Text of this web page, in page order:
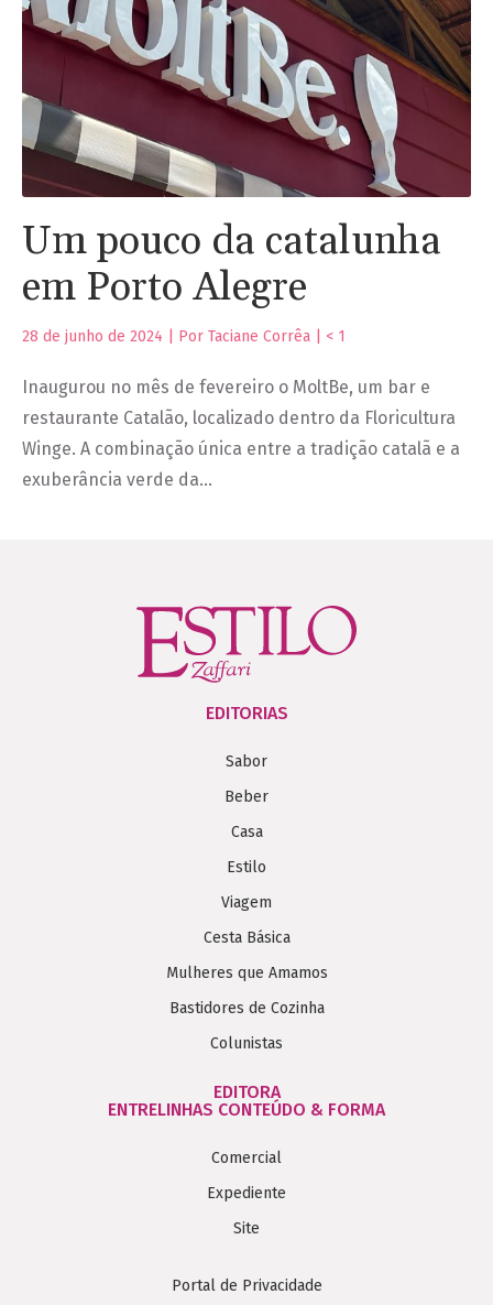
Um pouco da catalunha
em Porto Alegre
28 de junho de 2024 | Por Taciane Corrêa | < 1
Inaugurou no mês de fevereiro o MoltBe, um bar e
restaurante Catalão, localizado dentro da Floricultura
Winge. A combinação única entre a tradição catalã e a
exuberância verde da…
EDITORIAS
Sabor
Beber
Casa
Estilo
Viagem
Cesta Básica
Mulheres que Amamos
Bastidores de Cozinha
Colunistas
EDITORA
ENTRELINHAS CONTEÚDO & FORMA
Comercial
Expediente
Site
Portal de Privacidade